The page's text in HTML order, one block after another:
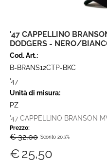
'47 CAPPELLINO
DODGERS - NERO/
Cod. Art.:
B-BRANS12CTP-BKC
'47
Unità di misura:
PZ
'47 CAPPELLINO BRANSON
Prezzo:
€ 32,00 Sconto 20.3%
€25,50